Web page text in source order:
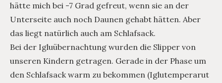
hätte mich bei -7 Grad gefreut, wenn sie an der
Unterseite auch noch Daunen gehabt hätten. Aber
das liegt natürlich auch am Schlafsack.
Bei der Igluübernachtung wurden die Slipper von
unseren Kindern getragen. Gerade in der Phase um
den Schlafsack warm zu bekommen (Iglutemperarut